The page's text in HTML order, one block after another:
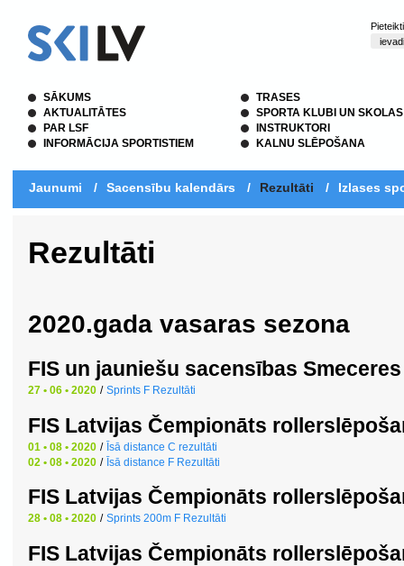
SĀKUMS
AKTUALITĀTES
PAR LSF
INFORMĀCIJA SPORTISTIEM
TRASES
SPORTA KLUBI UN SKOLAS
INSTRUKTORI
KALNU SLĒPOŠANA
Jaunumi / Sacensību kalendārs / Rezultāti / Izlases
Rezultāti
2020.gada vasaras sezona
FIS un jauniešu sacensības
27 • 06 • 2020 / Sprints F Rezultāti
FIS Latvijas Čempionāts
01 • 08 • 2020 / Īsā distance C rezultāti
02 • 08 • 2020 / Īsā distance F Rezultāti
FIS Latvijas Čempionāts
28 • 08 • 2020 / Sprints 200m F Rezultāti
FIS Latvijas Čempionāts